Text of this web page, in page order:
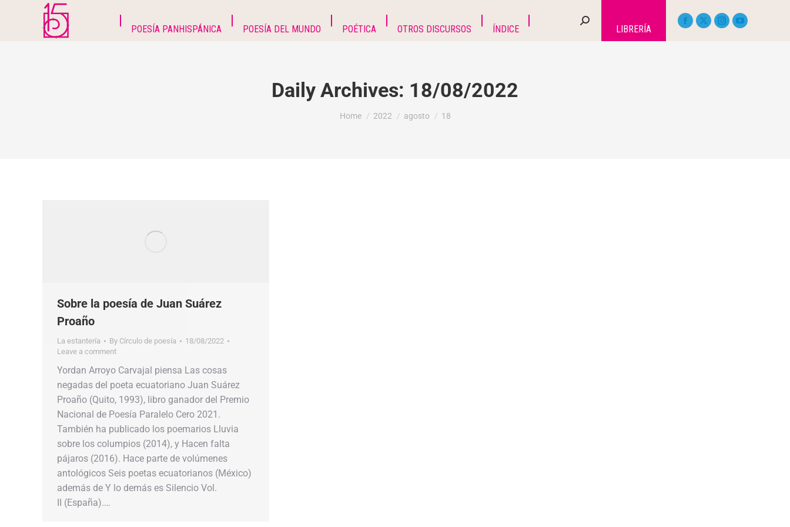
POESÍA PANHISPÁNICA POESÍA DEL MUNDO POÉTICA OTROS DISCURSOS ÍNDICE LIBRERÍA
Daily Archives: 18/08/2022
You are here:
Home 2022 agosto 18
Sobre la poesía de Juan Suárez
Proaño
La estantería By Círculo de poesía
18/08/2022
Leave a comment
Yordan Arroyo Carvajal piensa Las cosas
negadas del poeta ecuatoriano Juan Suárez
Proaño (Quito, 1993), libro ganador del Premio
Nacional de Poesía Paralelo Cero 2021.
También ha publicado los poemarios Lluvia
sobre los columpios (2014), y Hacen falta
pájaros (2016). Hace parte de volúmenes
antológicos Seis poetas ecuatorianos (México)
además de Y lo demás es Silencio Vol.
II (España).…